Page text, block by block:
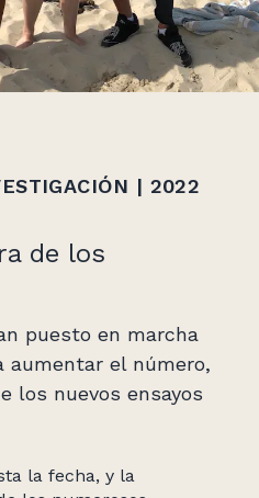
| 2022
de los
puesto en marcha
aumentar el número,
los nuevos ensayos
la fecha, y la